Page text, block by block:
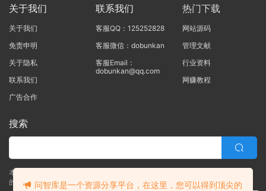
关于我们
关于我们
免责申明
关于隐私
联系我们
广告合作
联系我们
客服QQ：125252828
客服微信：dobunkan
客服Email：
dobunkan@qq.com
热门下载
网站源码
管理文献
行业资料
网赚教程
搜索
本站的所有资源均由本站的站长及合作伙伴整理发布，80%的内容为合作伙伴
的职场实战干货！！
问智库是一个资源分享平台，在这里，您可以得到顶尖的